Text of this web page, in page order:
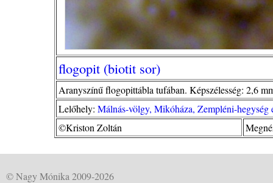
flogopit (biotit sor)
Aranyszínű flogopittábla tufában. Képszélesség: 2,6
Lelőhely: Málnás-völgy, Mikóháza, Zempléni-hegység
©Kriston Zoltán
© Nagy Mónika 2009-2026